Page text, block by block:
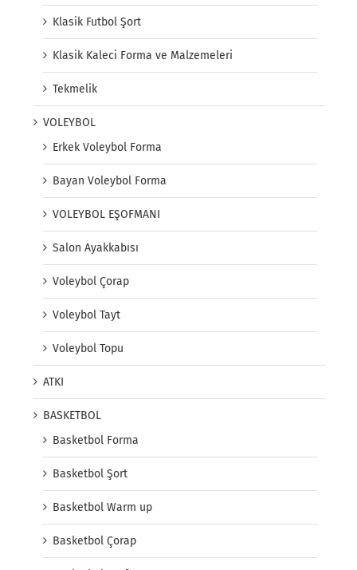
Klasik Futbol Şort
Klasik Kaleci Forma ve Malzemeleri
Tekmelik
VOLEYBOL
Erkek Voleybol Forma
Bayan Voleybol Forma
VOLEYBOL EŞOFMANI
Salon Ayakkabısı
Voleybol Çorap
Voleybol Tayt
Voleybol Topu
ATKI
BASKETBOL
Basketbol Forma
Basketbol Şort
Basketbol Warm up
Basketbol Çorap